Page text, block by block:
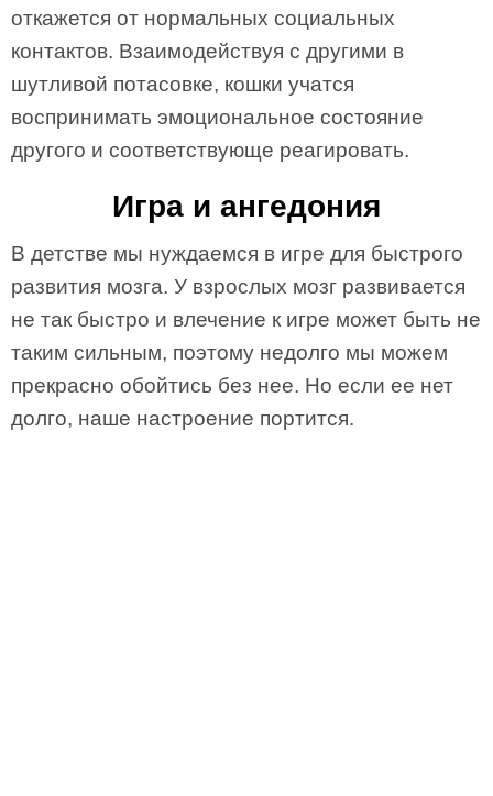
откажется от нормальных социальных
контактов. Взаимодействуя с другими в
шутливой потасовке, кошки учатся
воспринимать эмоциональное состояние
другого и соответствующе реагировать.
Игра и ангедония
В детстве мы нуждаемся в игре для быстрого
развития мозга. У взрослых мозг развивается
не так быстро и влечение к игре может быть не
таким сильным, поэтому недолго мы можем
прекрасно обойтись без нее. Но если ее нет
долго, наше настроение портится.